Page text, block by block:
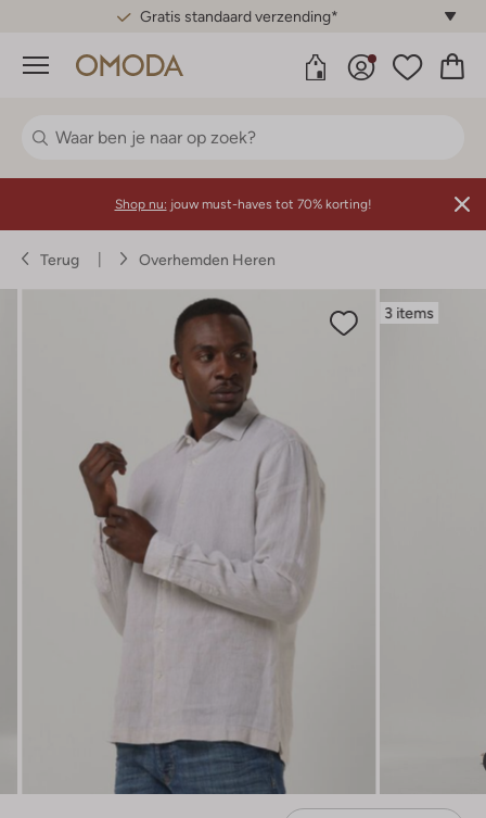
Gratis standaard verzending*
Menu
Shop nu: jouw must-haves tot 70% korting!
Terug Overhemden Heren
3 items